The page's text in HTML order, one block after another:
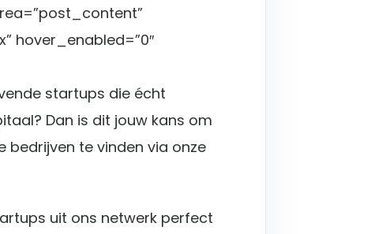
hover_enabled=”0″
startups die écht
Dan is dit jouw kans om
bedrijven te vinden via onze
uit ons netwerk perfect